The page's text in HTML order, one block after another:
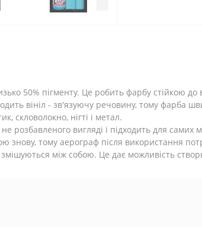
50% пігменту. Це робить фарбу стійкою
вініл - зв'язуючу речовину, тому фарба
скловолокно, нігті і метал.
розбавленого вигляді і підходить для самих
тому аерограф після використання
змішуються між собою. Це дає можливість